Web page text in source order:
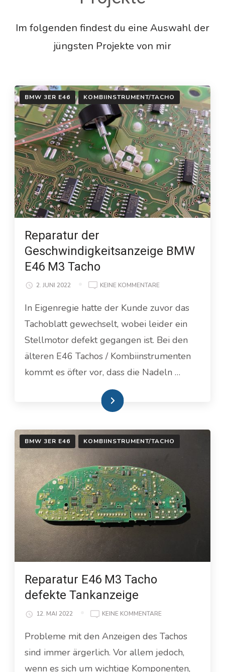
Im folgenden findest du eine Auswahl der
jüngsten Projekte von mir
BMW 3ER E46 KOMBIINSTRUMENT/TACHO
Reparatur der
Geschwindigkeitsanzeige BMW
E46 M3 Tacho
2. JUNI 2022 KEINE KOMMENTAREZU
DER
BMW
E46
TACHO
In Eigenregie hatte der Kunde zuvor das
Tachoblatt gewechselt, wobei leider ein
Stellmotor defekt gegangen ist. Bei den
älteren E46 Tachos / Kombiinstrumenten
kommt es öfter vor, dass die Nadeln …
Weiterlesen
BMW 3ER E46 KOMBIINSTRUMENT/TACHO
Reparatur E46 M3 Tacho
defekte Tankanzeige
12. MAI 2022 KEINE KOMMENTAREZU
E46
TACHO
DEFEKTE
Probleme mit den Anzeigen des Tachos
sind immer ärgerlich. Vor allem jedoch,
wenn es sich um wichtige Komponenten,